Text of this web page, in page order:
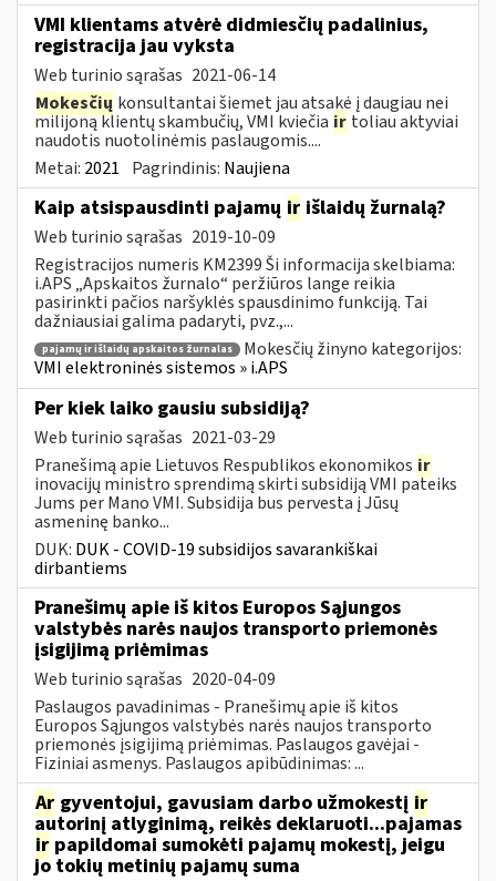
VMI klientams atvėrė didmiesčių padalinius,
registracija jau vyksta
Web turinio sąrašas 2021-06-14
Mokesčių konsultantai šiemet jau atsakė į daugiau nei
milijoną klientų skambučių, VMI kviečia ir toliau aktyviai
naudotis nuotolinėmis paslaugomis....
Metai: 2021 Pagrindinis: Naujiena
Kaip atsispausdinti pajamų ir išlaidų žurnalą?
Web turinio sąrašas 2019-10-09
Registracijos numeris KM2399 Ši informacija skelbiama:
i.APS „Apskaitos žurnalo“ peržiūros lange reikia
pasirinkti pačios naršyklės spausdinimo funkciją. Tai
dažniausiai galima padaryti, pvz.,...
pajamų ir išlaidų apskaitos žurnalas
Mokesčių žinyno kategorijos:
VMI elektroninės sistemos » i.APS
Per kiek laiko gausiu subsidiją?
Web turinio sąrašas 2021-03-29
Pranešimą apie Lietuvos Respublikos ekonomikos ir
inovacijų ministro sprendimą skirti subsidiją VMI pateiks
Jums per Mano VMI. Subsidija bus pervesta į Jūsų
asmeninę banko...
DUK: DUK - COVID-19 subsidijos savarankiškai
dirbantiems
Pranešimų apie iš kitos Europos Sąjungos
valstybės narės naujos transporto priemonės
įsigijimą priėmimas
Web turinio sąrašas 2020-04-09
Paslaugos pavadinimas - Pranešimų apie iš kitos
Europos Sąjungos valstybės narės naujos transporto
priemonės įsigijimą priėmimas. Paslaugos gavėjai -
Fiziniai asmenys. Paslaugos apibūdinimas: ...
Ar gyventojui, gavusiam darbo užmokestį ir
autorinį atlyginimą, reikės deklaruoti...pajamas
ir papildomai sumokėti pajamų mokestį, jeigu
jo tokių metinių pajamų suma